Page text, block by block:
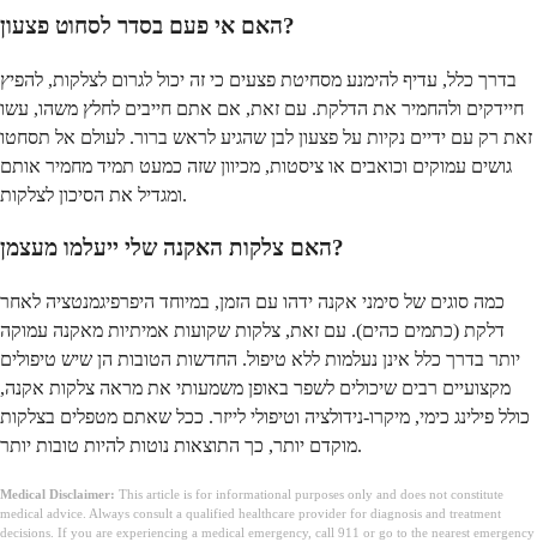
האם אי פעם בסדר לסחוט פצעון?
בדרך כלל, עדיף להימנע מסחיטת פצעים כי זה יכול לגרום לצלקות, להפיץ
חיידקים ולהחמיר את הדלקת. עם זאת, אם אתם חייבים לחלץ משהו, עשו
זאת רק עם ידיים נקיות על פצעון לבן שהגיע לראש ברור. לעולם אל תסחטו
גושים עמוקים וכואבים או ציסטות, מכיוון שזה כמעט תמיד מחמיר אותם
ומגדיל את הסיכון לצלקות.
האם צלקות האקנה שלי ייעלמו מעצמן?
כמה סוגים של סימני אקנה ידהו עם הזמן, במיוחד היפרפיגמנטציה לאחר
דלקת (כתמים כהים). עם זאת, צלקות שקועות אמיתיות מאקנה עמוקה
יותר בדרך כלל אינן נעלמות ללא טיפול. החדשות הטובות הן שיש טיפולים
מקצועיים רבים שיכולים לשפר באופן משמעותי את מראה צלקות אקנה,
כולל פילינג כימי, מיקרו-נידולציה וטיפולי לייזר. ככל שאתם מטפלים בצלקות
מוקדם יותר, כך התוצאות נוטות להיות טובות יותר.
Medical Disclaimer: This article is for informational purposes only and does not constitute
medical advice. Always consult a qualified healthcare provider for diagnosis and treatment
decisions. If you are experiencing a medical emergency, call 911 or go to the nearest emergency